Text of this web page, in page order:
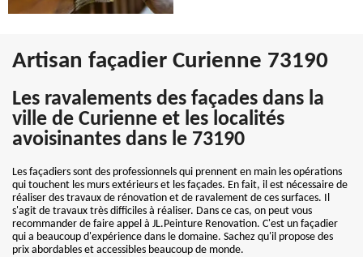
Artisan façadier Curienne 73190
Les ravalements des façades dans la
ville de Curienne et les localités
avoisinantes dans le 73190
Les façadiers sont des professionnels qui prennent en main les opérations
qui touchent les murs extérieurs et les façades. En fait, il est nécessaire de
réaliser des travaux de rénovation et de ravalement de ces surfaces. Il
s'agit de travaux très difficiles à réaliser. Dans ce cas, on peut vous
recommander de faire appel à JL.Peinture Renovation. C'est un façadier
qui a beaucoup d'expérience dans le domaine. Sachez qu'il propose des
prix abordables et accessibles beaucoup de monde.